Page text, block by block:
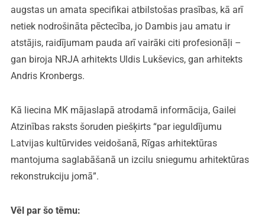
augstas un amata specifikai atbilstošas prasības, kā arī
netiek nodrošināta pēctecība, jo Dambis jau amatu ir
atstājis, raidījumam pauda arī vairāki citi profesionāļi –
gan biroja NRJA arhitekts Uldis Lukševics, gan arhitekts
Andris Kronbergs.
Kā liecina MK mājaslapā atrodamā informācija, Gailei
Atzinības raksts šoruden piešķirts “par ieguldījumu
Latvijas kultūrvides veidošanā, Rīgas arhitektūras
mantojuma saglabāšanā un izcilu sniegumu arhitektūras
rekonstrukciju jomā”.
Vēl par šo tēmu: